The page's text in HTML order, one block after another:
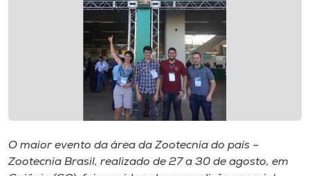
Museu
O maior evento da área da Zootecnia do país –
Zootecnia Brasil, realizado de 27 a 30 de agosto, em